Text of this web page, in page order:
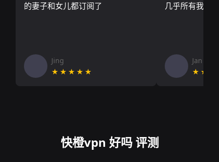
的妻子和女儿都订阅了
Jing
★★★★★
几乎所有我需
Jan V
快橙vpn 好吗 评测